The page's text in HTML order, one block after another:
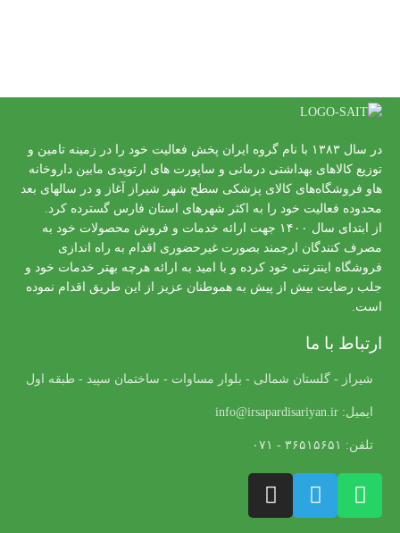
در سال ۱۳۸۳ با نام گروه ایران پخش فعالیت خود را در زمینه تامین و
توزیع کالاهای بهداشتی درمانی و ساپورت های ارتوپدی مابین داروخانه
هاو فروشگاه‌های کالای پزشکی سطح شهر شیراز آغاز و در سالهای بعد
محدوده فعالیت خود را به اکثر شهرهای استان فارس گسترده کرد.
از ابتدای سال ۱۴۰۰ جهت ارائه خدمات و فروش محصولات خود به
مصرف کنندگان ارجمند بصورت غیرحضوری اقدام به راه اندازی
فروشگاه اینترنتی خود کرده و با امید به ارائه هرچه بهتر خدمات خود و
جلب رضایت بیش از پیش به هموطنان عزیز از این طریق اقدام نموده
است.
ارتباط با ما
شیراز - گلستان شمالی - بلوار مساوات - ساختمان سپید - طبقه اول
ایمیل: info@irsapardisariyan.ir
تلفن: ۳۶۵۱۵۶۵۱ - ۰۷۱